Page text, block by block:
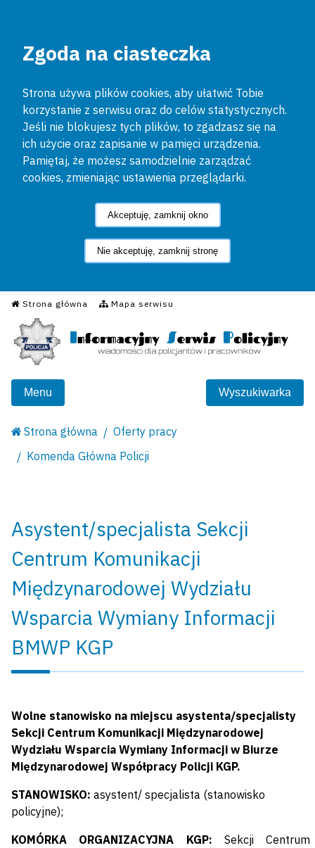
Zgoda na ciasteczka
Strona używa plików cookies, aby ułatwić Tobie
korzystanie z serwisu oraz do celów statystycznych.
Jeśli nie blokujesz tych plików, to zgadzasz się na
ich użycie oraz zapisanie w pamięci urządzenia.
Pamiętaj, że możesz samodzielnie zarządzać
cookies, zmieniając ustawienia przeglądarki.
Akceptuję, zamknij okno
Nie akceptuję, zamknij stronę
Strona główna Mapa serwisu
Informacyjny Serwis
Menu Wyszukiwarka
Strona główna
Oferty pracy
Komenda Główna Policji
Asystent/specjalista Sekcji
Centrum Komunikacji
Międzynarodowej Wydziału
Wsparcia Wymiany Informacji
BMWP KGP
Wolne stanowisko na miejscu asystenta/specjalisty
Sekcji Centrum Komunikacji Międzynarodowej
Wydziału Wsparcia Wymiany Informacji w Biurze
Międzynarodowej Współpracy Policji KGP.
STANOWISKO: asystent/ specjalista (stanowisko
policyjne);
KOMÓRKA ORGANIZACYJNA KGP: Sekcji Centrum